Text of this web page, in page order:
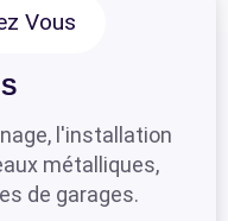
Vous
l'installation
métalliques,
de garages.